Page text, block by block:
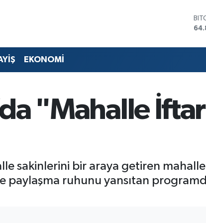
EKONOMİ
"Mahalle
sakinlerini bir araya getiren
paylaşma ruhunu yansıtan